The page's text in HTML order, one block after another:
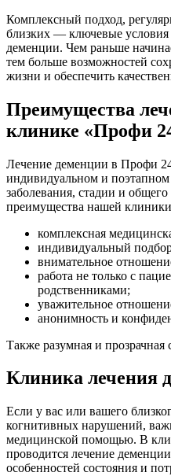
Комплексный подход,
близких — ключевые
деменции. Чем раньше
тем больше возможностей
жизни и обеспечить
Преимущества
клинике «Профи
Лечение деменции в Профи 24
индивидуальном и
заболевания, стадии и
преимущества нашей
комплексная
индивидуальный
внимательное
работа не только с
родственниками;
уважительное
анонимность и
Также разумная и прозрачная
Клиника лечения
Если у вас или вашего
когнитивных нарушений,
медицинской помощью. В
проводится лечение
особенностей состояния и